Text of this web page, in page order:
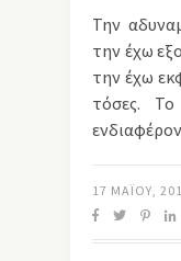
Την
την έχω
την έχω
τόσες.
17 ΜΑΪ́ΟΥ,